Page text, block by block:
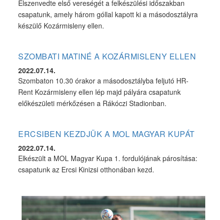
Elszenvedte első vereségét a felkészülési időszakban
csapatunk, amely három góllal kapott ki a másodosztályra
készülő Kozármisleny ellen.
SZOMBATI MATINÉ A KOZÁRMISLENY ELLEN
2022.07.14.
Szombaton 10.30 órakor a másodosztályba feljutó HR-
Rent Kozármisleny ellen lép majd pályára csapatunk
előkészületi mérkőzésen a Rákóczi Stadionban.
ERCSIBEN KEZDJÜK A MOL MAGYAR KUPÁT
2022.07.14.
Elkészült a MOL Magyar Kupa 1. fordulójának párosítása:
csapatunk az Ercsi Kinizsi otthonában kezd.